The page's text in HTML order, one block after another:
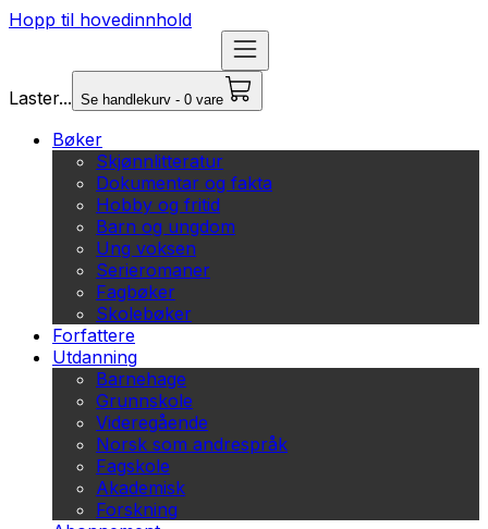
Hopp til hovedinnhold
Laster... Se handlekurv - 0 vare
Bøker
Skjønnlitteratur
Dokumentar og fakta
Hobby og fritid
Barn og ungdom
Ung voksen
Serieromaner
Fagbøker
Skolebøker
Forfattere
Utdanning
Barnehage
Grunnskole
Videregående
Norsk som andrespråk
Fagskole
Akademisk
Forskning